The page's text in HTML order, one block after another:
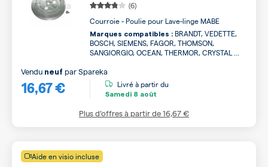
(6)
Courroie - Poulie pour Lave-linge MABE
Marques compatibles : BRANDT, VEDETTE,
BOSCH, SIEMENS, FAGOR, THOMSON,
SANGIORGIO, OCEAN, THERMOR, CRYSTAL ...
16,67 €
Vendu neuf parSpareka
Livré à partir du
Samedi 8 août
Plus d’offres à partir de16,67 €
Aide en visio incluse